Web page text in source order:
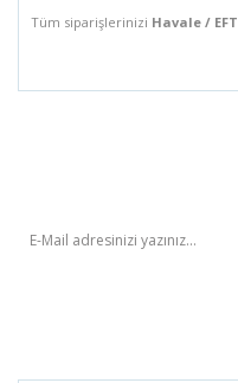
Tüm siparişlerinizi Havale / EFT